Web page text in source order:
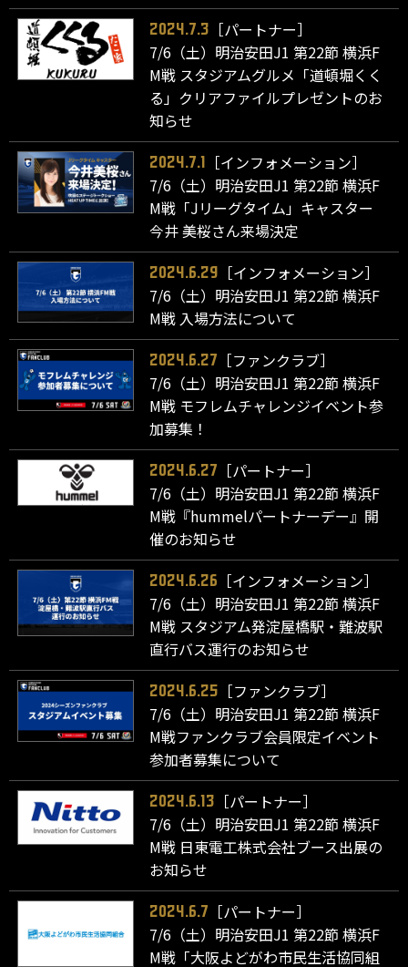
2024.7.3
［パートナー］
7/6（土）明治安田J1 第22節 横浜F
M戦 スタジアムグルメ「道頓堀くく
る」クリアファイルプレゼントのお
知らせ
2024.7.1
［インフォメーション］
7/6（土）明治安田J1 第22節 横浜F
M戦「Jリーグタイム」キャスター
今井 美桜さん来場決定
2024.6.29
［インフォメーション］
7/6（土）明治安田J1 第22節 横浜F
M戦 入場方法について
2024.6.27
［ファンクラブ］
7/6（土）明治安田J1 第22節 横浜F
M戦 モフレムチャレンジイベント参
加募集！
2024.6.27
［パートナー］
7/6（土）明治安田J1 第22節 横浜F
M戦『hummelパートナーデー』開
催のお知らせ
2024.6.26
［インフォメーション］
7/6（土）明治安田J1 第22節 横浜F
M戦 スタジアム発淀屋橋駅・難波駅
直行バス運行のお知らせ
2024.6.25
［ファンクラブ］
7/6（土）明治安田J1 第22節 横浜F
M戦ファンクラブ会員限定イベント
参加者募集について
2024.6.13
［パートナー］
7/6（土）明治安田J1 第22節 横浜F
M戦 日東電工株式会社ブース出展の
お知らせ
2024.6.7
［パートナー］
7/6（土）明治安田J1 第22節 横浜F
M戦「大阪よどがわ市民生活協同組